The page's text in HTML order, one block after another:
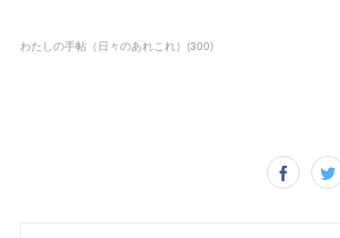
わたしの手帖（日々のあれこれ） (300)